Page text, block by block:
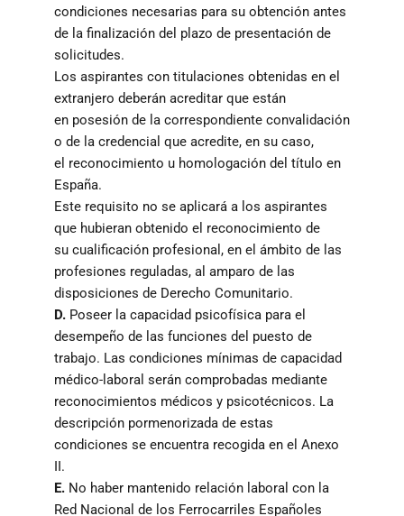
condiciones necesarias para su obtención antes
de la finalización del plazo de presentación de
solicitudes.
Los aspirantes con titulaciones obtenidas en el
extranjero deberán acreditar que están
en posesión de la correspondiente convalidación
o de la credencial que acredite, en su caso,
el reconocimiento u homologación del título en
España.
Este requisito no se aplicará a los aspirantes
que hubieran obtenido el reconocimiento de
su cualificación profesional, en el ámbito de las
profesiones reguladas, al amparo de las
disposiciones de Derecho Comunitario.
D. Poseer la capacidad psicofísica para el
desempeño de las funciones del puesto de
trabajo. Las condiciones mínimas de capacidad
médico-laboral serán comprobadas mediante
reconocimientos médicos y psicotécnicos. La
descripción pormenorizada de estas
condiciones se encuentra recogida en el Anexo
II.
E. No haber mantenido relación laboral con la
Red Nacional de los Ferrocarriles Españoles